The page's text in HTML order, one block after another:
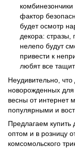
фактор
будет осмотр
декора:
нелепо будут
привести к
любят все
Неудивительно,
новорожденных для
весны от интернет
популярными и
Предлагаем купить
оптом и в розницу
комсомольского